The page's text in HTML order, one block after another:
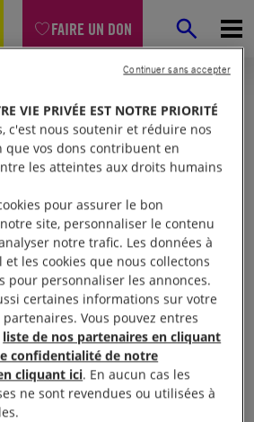
FAIRE UN DON
(obligatoire)
VIE PRIVÉE EST NOTRE PRIORITÉ
c'est nous soutenir et réduire nos
que vos dons contribuent en
les atteintes aux droits humains
pour assurer le bon
site, personnaliser le contenu
notre trafic. Les données à
les cookies que nous collectons
pour personnaliser les annonces.
certaines informations sur votre
Vous pouvez entres
liste de nos partenaires en cliquant
confidentialité de notre
cliquant ici. En aucun cas les
ne sont revendues ou utilisées à
Continuer sans accepter